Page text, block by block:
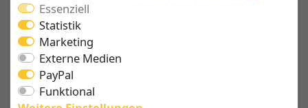
Essenziell
Statistik
Marketing
Externe Medien
PayPal
Funktional